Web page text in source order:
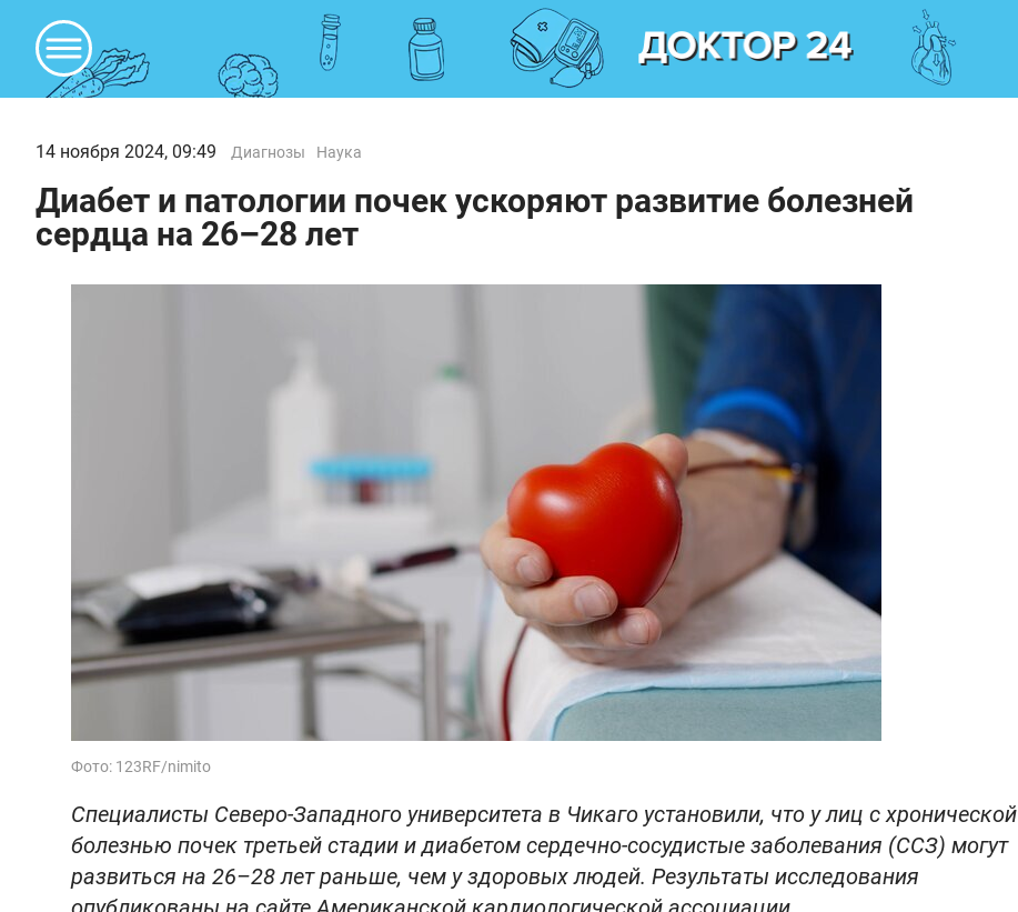
14 ноября 2024, 09:49 Диагнозы Наука
Диабет и патологии почек ускоряют развитие болезней
сердца на 26–28 лет
Фото: 123RF/nimito
Специалисты Северо-Западного университета в Чикаго установили, что у лиц с хронической
болезнью почек третьей стадии и диабетом сердечно-сосудистые заболевания (ССЗ) могут
развиться на 26–28 лет раньше, чем у здоровых людей. Результаты исследования